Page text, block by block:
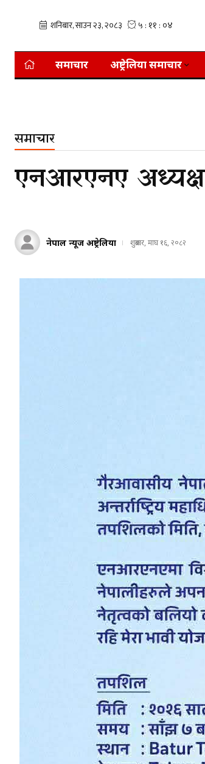
समाचार अष्ट्रेलिया समाचार
समाचार
एनआरएनए
नेपाल न्यूज अष्ट्रेलिया शुक्रबार, माघ १६, २०८२